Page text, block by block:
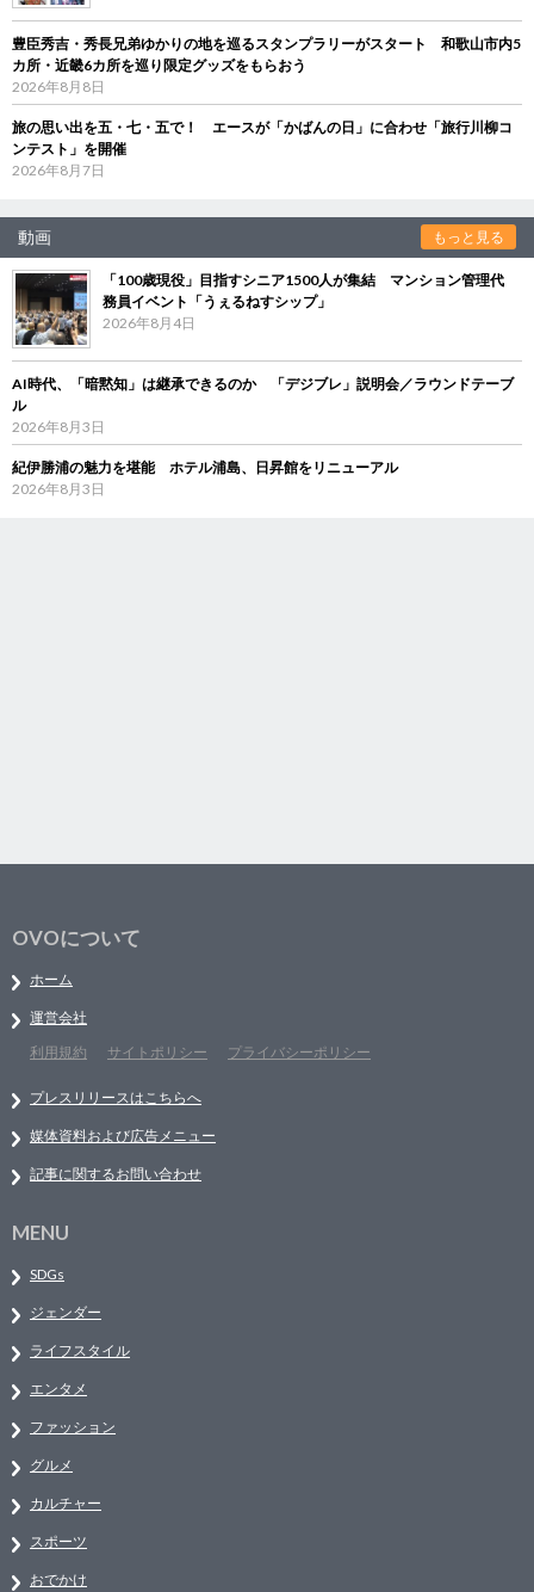
豊臣秀吉・秀長兄弟ゆかりの地を巡るスタンプラリーがスタート 和歌山市内5
カ所・近畿6カ所を巡り限定グッズをもらおう
2026年8月8日
旅の思い出を五・七・五で！ エースが「かばんの日」に合わせ「旅行川柳コ
ンテスト」を開催
2026年8月7日
動画 もっと見る
「100歳現役」目指すシニア1500人が集結 マンション管理代
務員イベント「うぇるねすシップ」
2026年8月4日
AI時代、「暗黙知」は継承できるのか 「デジブレ」説明会／ラウンドテーブ
ル
2026年8月3日
紀伊勝浦の魅力を堪能 ホテル浦島、日昇館をリニューアル
2026年8月3日
OVOについて
ホーム
運営会社
利用規約
サイトポリシー プライバシーポリシー
プレスリリースはこちらへ
媒体資料および広告メニュー
記事に関するお問い合わせ
MENU
SDGs
ジェンダー
ライフスタイル
エンタメ
ファッション
グルメ
カルチャー
スポーツ
おでかけ